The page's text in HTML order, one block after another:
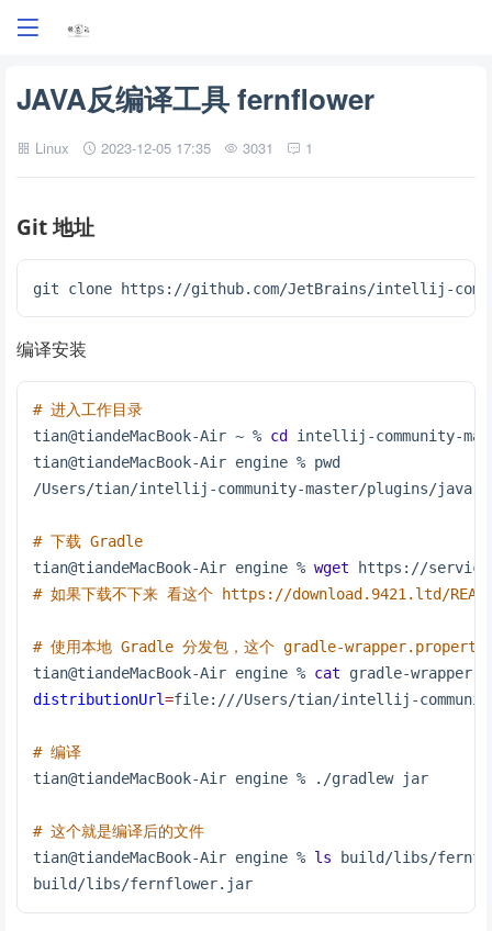
JAVA反编译工具 fernflower
Linux 2023-12-05 17:35 3031 1
Git 地址
git clone https://github.com/JetBrains/intellij-
编译安装
# 进入工作目录
tian@tiandeMacBook-Air ~ % cd intellij-community-
tian@tiandeMacBook-Air engine % pwd
/Users/tian/intellij-community-master/plugins/java-
# 下载 Gradle
tian@tiandeMacBook-Air engine % wget https://
# 如果下载不下来 看这个 https://download.9421.ltd/
# 使用本地 Gradle 分发包，这个 gradle-
tian@tiandeMacBook-Air engine % cat gradle-
distributionUrl=file:///Users/tian/intellij-
# 编译
tian@tiandeMacBook-Air engine % ./gradlew jar
# 这个就是编译后的文件
tian@tiandeMacBook-Air engine % ls build/libs/
build/libs/fernflower.jar